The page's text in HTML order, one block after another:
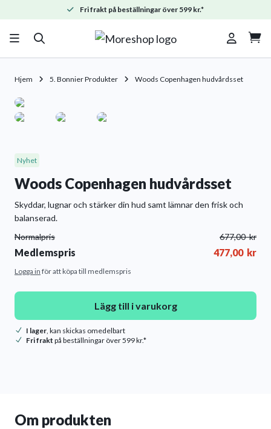
Fri frakt på beställningar över 599 kr.*

Hjem 5. Bonnier Produkter Woods Copenhagen hudvårdsset
Nyhet
Woods Copenhagen hudvårdsset
Skyddar, lugnar och stärker din hud samt lämnar den frisk och
balanserad.
Normalpris
677,00kr
Medlemspris 477,00 kr
Logga in för att köpa till medlemspris
Lägg till i varukorg
I lager, kan skickas omedelbart
Fri frakt på beställningar över 599 kr.*
Om produkten